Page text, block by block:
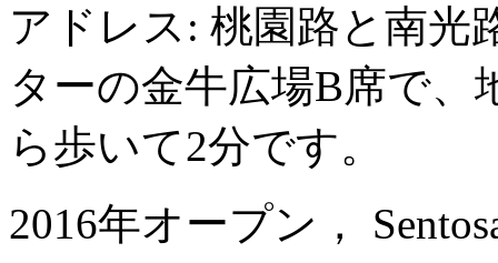
アドレス: 桃園路と南光
ターの金牛広場B席で、
ら歩いて2分です。
2016年オープン，